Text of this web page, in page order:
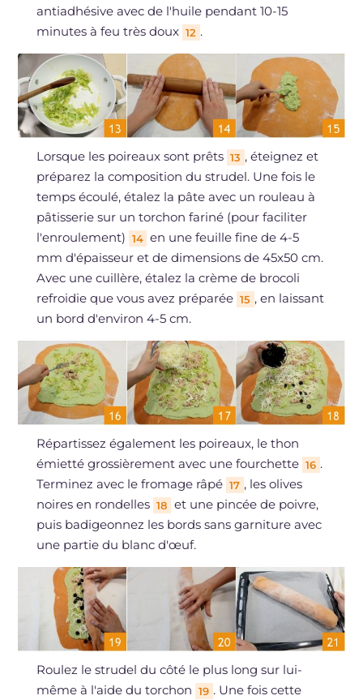
antiadhésive avec de l'huile pendant 10-15
minutes à feu très doux 12 .
Lorsque les poireaux sont prêts 13 , éteignez et
préparez la composition du strudel. Une fois le
temps écoulé, étalez la pâte avec un rouleau à
pâtisserie sur un torchon fariné (pour faciliter
l'enroulement) 14 en une feuille fine de 4-5
mm d'épaisseur et de dimensions de 45x50 cm.
Avec une cuillère, étalez la crème de brocoli
refroidie que vous avez préparée 15 , en laissant
un bord d'environ 4-5 cm.
Répartissez également les poireaux, le thon
émietté grossièrement avec une fourchette 16 .
Terminez avec le fromage râpé 17 , les olives
noires en rondelles 18 et une pincée de poivre,
puis badigeonnez les bords sans garniture avec
une partie du blanc d'œuf.
Roulez le strudel du côté le plus long sur lui-
même à l'aide du torchon 19 . Une fois cette